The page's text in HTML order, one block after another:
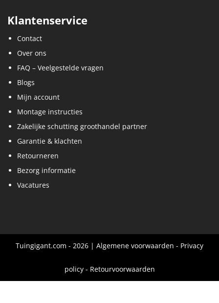
Klantenservice
Contact
Over ons
FAQ – Veelgestelde vragen
Blogs
Mijn account
Montage instructies
Zakelijke schutting groothandel partner
Garantie & klachten
Retourneren
Bezorg informatie
Vacatures
Tuingigant.com - 2026 | Algemene voorwaarden - Privacy
policy- Retourvoorwaarden